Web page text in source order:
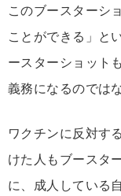
このブースターシ
ことができる」と
ースターショット
義務になるのでは
ワクチンに反対す
けた人もブースタ
に、成人している